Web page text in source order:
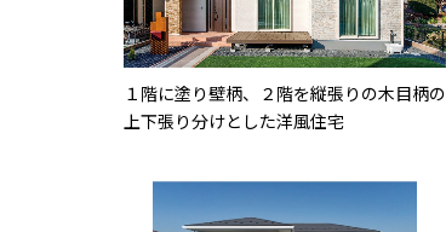
１階に塗り壁柄、２階を縦張りの木目柄の
上下張り分けとした洋風住宅